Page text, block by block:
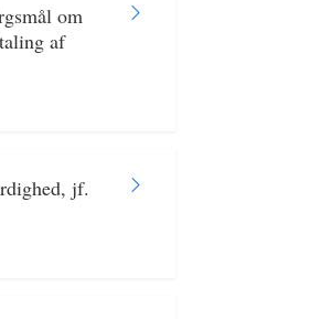
om
af
jf.